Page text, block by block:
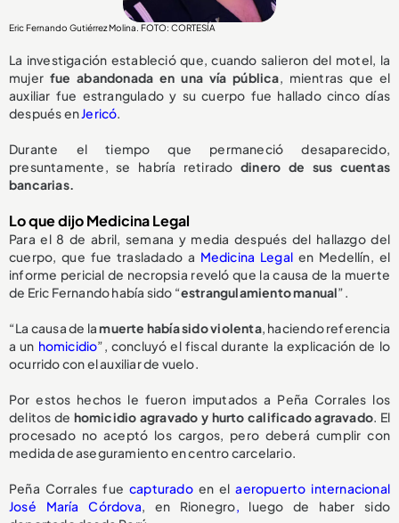
Eric Fernando Gutiérrez Molina. FOTO: CORTESÍA
La investigación estableció que, cuando salieron del motel, la
mujer fue abandonada en una vía pública, mientras que el
auxiliar fue estrangulado y su cuerpo fue hallado cinco días
después enJericó.
Durante el tiempo que permaneció desaparecido,
presuntamente, se habría retirado dinero de sus cuentas
bancarias.
Lo que dijo Medicina Legal
Para el 8 de abril, semana y media después del hallazgo del
cuerpo, que fue trasladado a Medicina Legal en Medellín, el
informe pericial de necropsia reveló que la causa de la muerte
de Eric Fernando había sido “estrangulamiento manual”.
“La causa de lamuerte había sido violenta, haciendo referencia
a un homicidio”, concluyó el fiscal durante la explicación de lo
ocurrido con el auxiliar de vuelo.
Por estos hechos le fueron imputados a Peña Corrales los
delitos de homicidio agravado y hurto calificado agravado. El
procesado no aceptó los cargos, pero deberá cumplir con
medida de aseguramiento en centro carcelario.
Peña Corrales fue capturadoen elaeropuerto internacional
José María Córdova, en Rionegro, luego de haber sido